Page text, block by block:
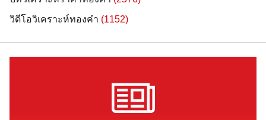
วิดีโอวิเคราะห์ทองคำ (1152)